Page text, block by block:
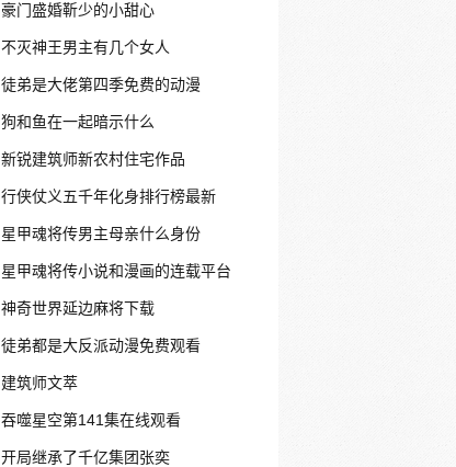
豪门盛婚靳少的小甜心
不灭神王男主有几个女人
徒弟是大佬第四季免费的动漫
狗和鱼在一起暗示什么
新锐建筑师新农村住宅作品
行侠仗义五千年化身排行榜最新
星甲魂将传男主母亲什么身份
星甲魂将传小说和漫画的连载平台
神奇世界延边麻将下载
徒弟都是大反派动漫免费观看
建筑师文萃
吞噬星空第141集在线观看
开局继承了千亿集团张奕